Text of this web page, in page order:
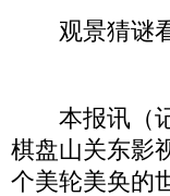
观景猜谜看
本报讯（记
棋盘山关东影
个美轮美奂的